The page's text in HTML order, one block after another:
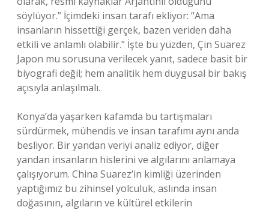
söylüyor.” İçimdeki insan tarafı ekliyor: “Ama
insanların hissettiği gerçek, bazen veriden daha
etkili ve anlamlı olabilir.” İşte bu yüzden, Çin Suarez
Japon mu sorusuna verilecek yanıt, sadece basit bir
biyografi değil; hem analitik hem duygusal bir bakış
açısıyla anlaşılmalı.
Konya’da yaşarken kafamda bu tartışmaları
sürdürmek, mühendis ve insan tarafımı aynı anda
besliyor. Bir yandan veriyi analiz ediyor, diğer
yandan insanların hislerini ve algılarını anlamaya
çalışıyorum. China Suarez’in kimliği üzerinden
yaptığımız bu zihinsel yolculuk, aslında insan
doğasının, algıların ve kültürel etkilerin